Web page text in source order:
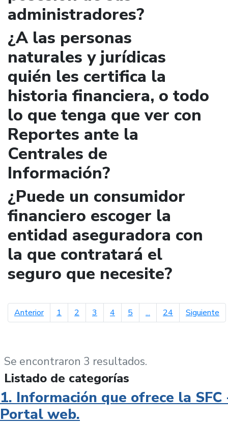
administradores?
¿A las personas
naturales y jurídicas
quién les certifica la
historia financiera, o todo
lo que tenga que ver con
Reportes ante la
Centrales de
Información?
¿Puede un consumidor
financiero escoger la
entidad aseguradora con
la que contratará el
seguro que necesite?
Anteriorpágina anterior
1 2 3 4 5 ... 24 Siguiente
Se encontraron 3 resultados.
Listado de categorías
1. Información que ofrece la SFC
Portal web.